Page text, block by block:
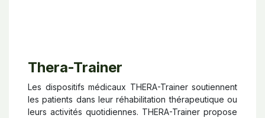
Thera-Trainer
Les dispositifs médicaux THERA-Trainer soutiennent
les patients dans leur réhabilitation thérapeutique ou
leurs activités quotidiennes. THERA-Trainer propose